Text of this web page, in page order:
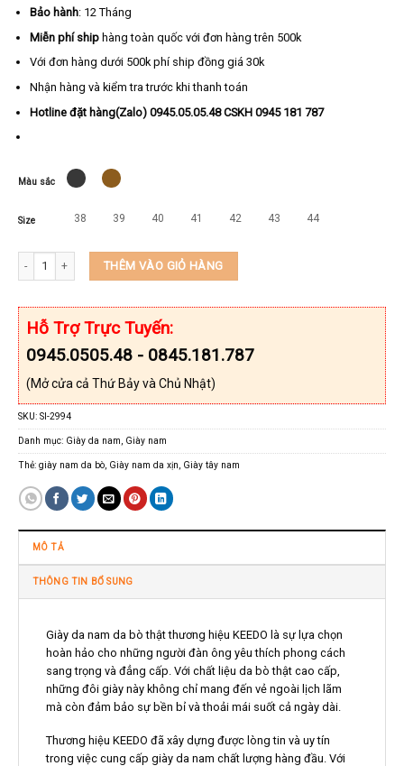
Bảo hành: 12 Tháng
Miễn phí shiphàng toàn quốc với đơn hàng trên 500k
Với đơn hàng dưới 500k phí ship đồng giá 30k
Nhận hàng và kiểm tra trước khi thanh toán
Hotline đặt hàng(Zalo) 0945.05.05.48 CSKH 0945 181 787
Màu sắc
Size 38 39 40 41 42 43 44
Giày da nam buộc dây cao cấp da bò thật thương hiệu KEEDO SI-2994 số lượng
THÊM VÀO GIỎ HÀNG
Hỗ Trợ Trực Tuyến:
0945.0505.48 - 0845.181.787
(Mở cửa cả Thứ Bảy và Chủ Nhật)
SKU: SI-2994
Danh mục: Giày da nam, Giày nam
Thẻ: giày nam da bò, Giày nam da xịn, Giày tây nam
MÔ TẢ
THÔNG TIN BỔ SUNG
Giày da nam da bò thật thương hiệu KEEDO là sự lựa chọn
hoàn hảo cho những người đàn ông yêu thích phong cách
sang trọng và đẳng cấp. Với chất liệu da bò thật cao cấp,
những đôi giày này không chỉ mang đến vẻ ngoài lịch lãm
mà còn đảm bảo sự bền bỉ và thoải mái suốt cả ngày dài.
Thương hiệu KEEDO đã xây dựng được lòng tin và uy tín
trong việc cung cấp giày da nam chất lượng hàng đầu. Với